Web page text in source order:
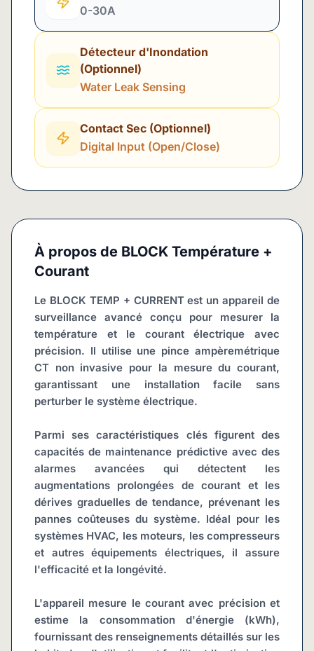
0-30A
Détecteur d'Inondation
(Optionnel)
Water Leak Sensing
Contact Sec (Optionnel)
Digital Input (Open/Close)
À propos de BLOCK Température +
Courant
Le BLOCK TEMP + CURRENT est un appareil de
surveillance avancé conçu pour mesurer la
température et le courant électrique avec
précision. Il utilise une pince ampèremétrique
CT non invasive pour la mesure du courant,
garantissant une installation facile sans
perturber le système électrique.
Parmi ses caractéristiques clés figurent des
capacités de maintenance prédictive avec des
alarmes avancées qui détectent les
augmentations prolongées de courant et les
dérives graduelles de tendance, prévenant les
pannes coûteuses du système. Idéal pour les
systèmes HVAC, les moteurs, les compresseurs
et autres équipements électriques, il assure
l'efficacité et la longévité.
L'appareil mesure le courant avec précision et
estime la consommation d'énergie (kWh),
fournissant des renseignements détaillés sur les